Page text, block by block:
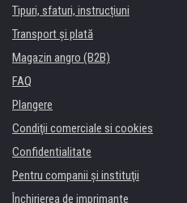
Tipuri, sfaturi, instrucțiuni
Transport şi plată
Magazin angro (B2B)
FAQ
Plangere
Condiţii comerciale si cookies
Confidentialitate
Pentru companii și instituţii
Închirierea de imprimante